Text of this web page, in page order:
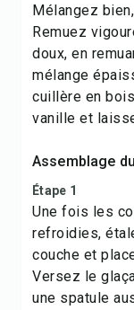
Mélangez
Remuez
doux, en
mélange
cuillère en
vanille et
Assemblage
Étape 1
Une fois les
refroidies,
couche et
Versez le
une spatule